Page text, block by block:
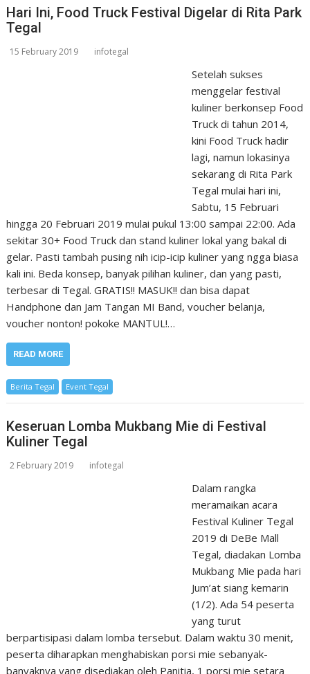
Hari Ini, Food Truck Festival Digelar di Rita Park
Tegal
15 February 2019 infotegal
Setelah sukses
menggelar festival
kuliner berkonsep Food
Truck di tahun 2014,
kini Food Truck hadir
lagi, namun lokasinya
sekarang di Rita Park
Tegal mulai hari ini,
Sabtu, 15 Februari
hingga 20 Februari 2019 mulai pukul 13:00 sampai 22:00. Ada
sekitar 30+ Food Truck dan stand kuliner lokal yang bakal di
gelar. Pasti tambah pusing nih icip-icip kuliner yang ngga biasa
kali ini. Beda konsep, banyak pilihan kuliner, dan yang pasti,
terbesar di Tegal. GRATIS!! MASUK!! dan bisa dapat
Handphone dan Jam Tangan MI Band, voucher belanja,
voucher nonton! pokoke MANTUL!…
READ MORE
Berita Tegal Event Tegal
Keseruan Lomba Mukbang Mie di Festival
Kuliner Tegal
2 February 2019 infotegal
Dalam rangka
meramaikan acara
Festival Kuliner Tegal
2019 di DeBe Mall
Tegal, diadakan Lomba
Mukbang Mie pada hari
Jum’at siang kemarin
(1/2). Ada 54 peserta
yang turut
berpartisipasi dalam lomba tersebut. Dalam waktu 30 menit,
peserta diharapkan menghabiskan porsi mie sebanyak-
banyaknya yang disediakan oleh Panitia, 1 porsi mie setara